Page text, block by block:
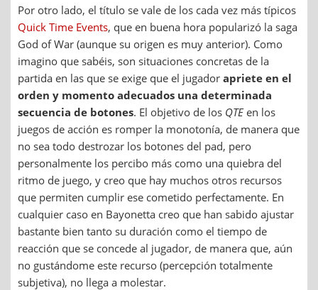
Por otro lado, el título se vale de los cada vez más típicos
Quick Time Events, que en buena hora popularizó la saga
God of War (aunque su origen es muy anterior). Como
imagino que sabéis, son situaciones concretas de la
partida en las que se exige que el jugador apriete en el
orden y momento adecuados una determinada
secuencia de botones. El objetivo de los QTEen los
juegos de acción es romper la monotonía, de manera que
no sea todo destrozar los botones del pad, pero
personalmente los percibo más como una quiebra del
ritmo de juego, y creo que hay muchos otros recursos
que permiten cumplir ese cometido perfectamente. En
cualquier caso en Bayonetta creo que han sabido ajustar
bastante bien tanto su duración como el tiempo de
reacción que se concede al jugador, de manera que, aún
no gustándome este recurso (percepción totalmente
subjetiva), no llega a molestar.